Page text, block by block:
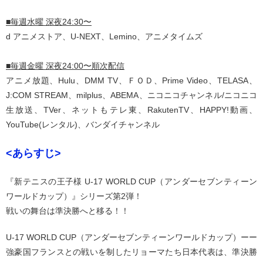
■毎週⽔曜 深夜24:30〜
d アニメストア、U-NEXT、Lemino、アニメタイムズ
■毎週⾦曜 深夜24:00〜順次配信
アニメ放題、Hulu、DMM TV、ＦＯＤ、Prime Video、TELASA、
J:COM STREAM、milplus、ABEMA、ニコニコチャンネル/ニコニコ
⽣放送、TVer、ネットもテレ東、RakutenTV、HAPPY!動画、
YouTube(レンタル)、バンダイチャンネル
<あらすじ>
『新テニスの王子様 U-17 WORLD CUP（アンダーセブンティーン
ワールドカップ）』シリーズ第2弾！
戦いの舞台は準決勝へと移る！！
U-17 WORLD CUP（アンダーセブンティーンワールドカップ）ーー
強豪国フランスとの戦いを制したリョーマたち日本代表は、準決勝